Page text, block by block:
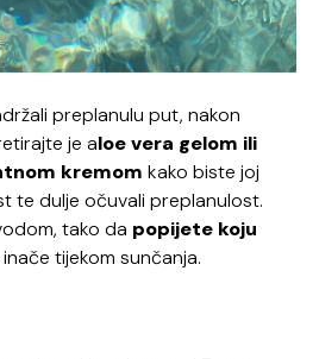
preplanulu put, nakon
je aloe vera gelom ili
kremom kako biste joj
te dulje očuvali preplanulost.
tako da popijete koju
tijekom sunčanja.